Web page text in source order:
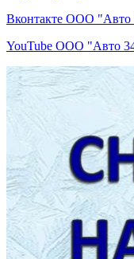
Вконтакте ООО
YouTube ООО "Авто